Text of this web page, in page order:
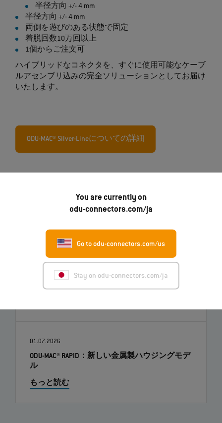
You are currently on
odu-connectors.com/ja
Go to odu-connectors.com/us
Stay on odu-connectors.com/ja
半径方向 +/- 4 mm
半径方向 +/- 4 mm
両側を遊びのある状態で固定
着脱回数10万回以上
1個からご注文可
ハイブリッドなコネクタを、すぐに使用可能なケーブ
ルアセンブリ込みの完全ソリューションとしてお届け
いたします。
ODU-MAC® Silver-Lineについての詳細
07.08.2026
ロバート・ケンピン氏がODUの新たなCSOとし
て着任
01.07.2026
ODU-MAC® RAPID：新しい金属製ハウジングモデ
ル
もっと読む